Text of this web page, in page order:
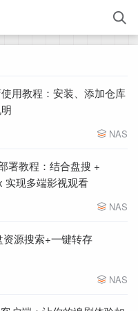
用教程：安装、添加仓库
NAS
署教程：结合盘搜 +
实现多端影视观看
NAS
资源搜索+一键转存
NAS